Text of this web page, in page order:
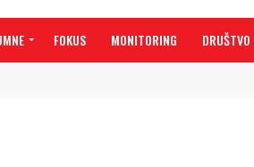
FOKUS MONITORING DRUŠTVO